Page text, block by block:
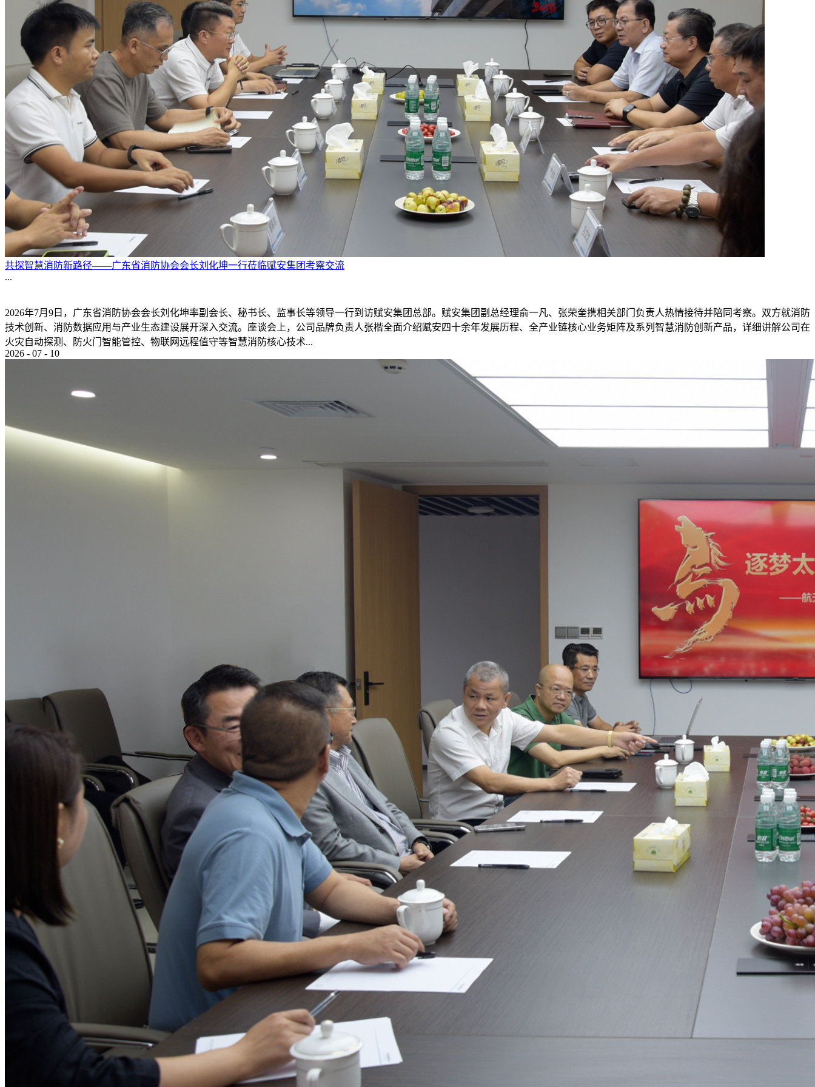
共探智慧消防新路径——广东省消防协会会长刘化坤一行莅临赋安集团考察交流
...
2026年7月9日，广东省消防协会会长刘化坤率副会长、秘书长、监事长等领导一行到访赋安集团总部。赋安集团副总经理俞一凡、张荣奎携相关部门负责人热情接待并陪同考察。双方就消防
技术创新、消防数据应用与产业生态建设展开深入交流。座谈会上，公司品牌负责人张楷全面介绍赋安四十余年发展历程、全产业链核心业务矩阵及系列智慧消防创新产品，详细讲解公司在
火灾自动探测、防火门智能管控、物联网远程值守等智慧消防核心技术...
2026 - 07 - 10